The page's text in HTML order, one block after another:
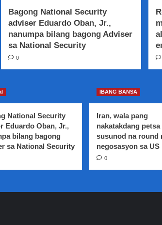
Bagong National Security
adviser Eduardo Oban, Jr.,
nanumpa bilang bagong Adviser
sa National Security
0
National Security
Eduardo Oban, Jr.,
bilang bagong
sa National Security
IBANG BANSA
Iran, wala pang
nakatakdang petsa
susunod na round
negosasyon sa US
0